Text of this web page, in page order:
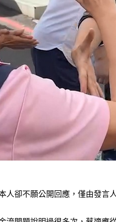
人卻不願公開回應，僅由發言